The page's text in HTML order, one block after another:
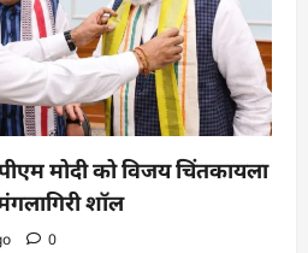
पीएम मोदी को विजय चिंतकायला
शॉल
0